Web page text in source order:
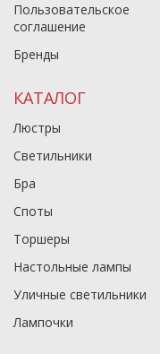
Пользовательское
соглашение
Бренды
КАТАЛОГ
Люстры
Светильники
Бра
Споты
Торшеры
Настольные лампы
Уличные светильники
Лампочки